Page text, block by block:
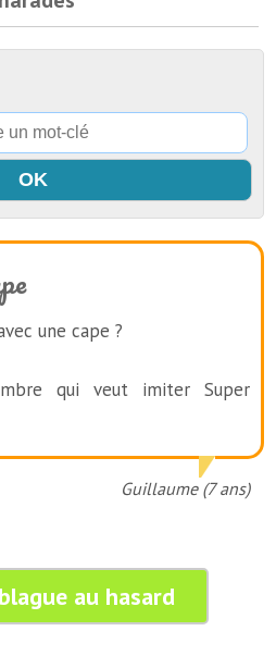
une cape ?
qui veut imiter Super
Guillaume (7 ans)
au hasard